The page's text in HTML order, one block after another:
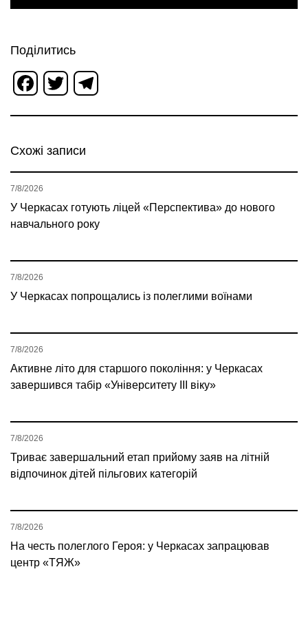
Поділитись
Facebook
Twitter
Схожі записи
У Черкасах готують ліцей «Перспектива» до нового
навчального року
7/8/2026
У Черкасах попрощались із полеглими воїнами
7/8/2026
Активне літо для старшого покоління: у Черкасах
завершився табір «Університету ІІІ віку»
7/8/2026
Триває завершальний етап прийому заяв на літній
відпочинок дітей пільгових категорій
7/8/2026
На честь полеглого Героя: у Черкасах запрацював
центр «ТЯЖ»
7/8/2026